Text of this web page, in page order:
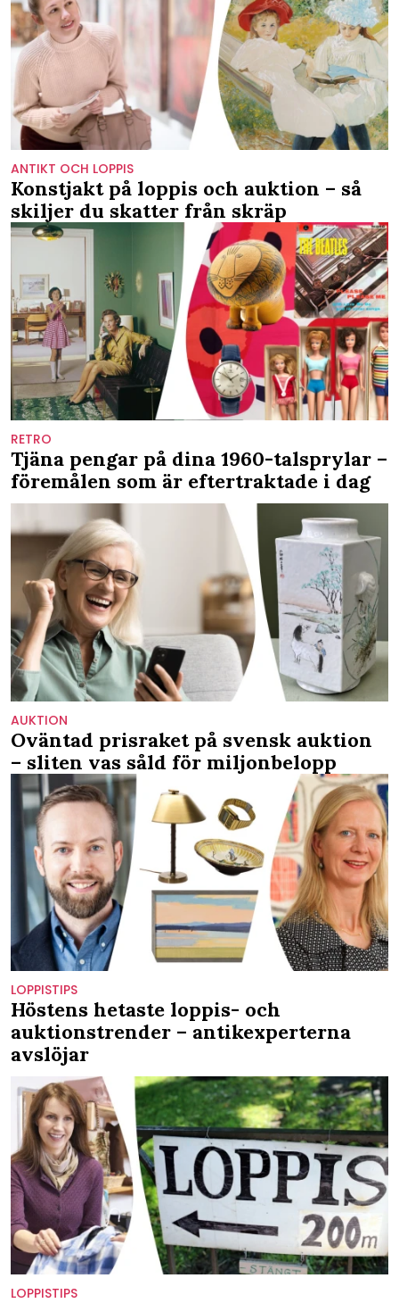
ANTIKT OCH LOPPIS
Konstjakt på loppis och auktion – så
skiljer du skatter från skräp
RETRO
Tjäna pengar på dina 1960-talsprylar –
föremålen som är eftertraktade i dag
AUKTION
Oväntad prisraket på svensk auktion
– sliten vas såld för miljonbelopp
LOPPISTIPS
Höstens hetaste loppis- och
auktionstrender – antikexperterna
avslöjar
LOPPISTIPS